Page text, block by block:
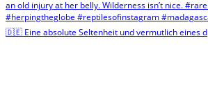
🇩🇪 Eine absolute Seltenheit und vermutlich eines d